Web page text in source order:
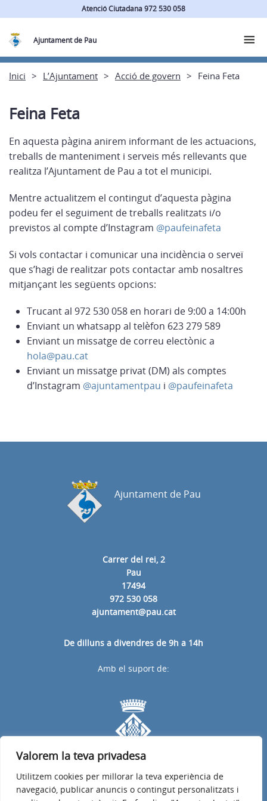
Valorem la teva privadesa
Utilitzem cookies per millorar la teva experiència de
navegació, publicar anuncis o contingut personalitzats i
Atenció Ciutadana 972 530 058
Ajuntament de Pau
Inici L’Ajuntament Acció de govern Feina Feta
Feina Feta
En aquesta pàgina anirem informant de les actuacions,
treballs de manteniment i serveis més rellevants que
realitza l’Ajuntament de Pau a tot el municipi.
Mentre actualitzem el contingut d’aquesta pàgina
podeu fer el seguiment de treballs realitzats i/o
previstos al compte d’Instagram @paufeinafeta
Si vols contactar i comunicar una incidència o serveï
que s’hagi de realitzar pots contactar amb nosaltres
mitjançant les següents opcions:
Trucant al 972 530 058 en horari de 9:00 a 14:00h
Enviant un whatsapp al telèfon 623 279 589
Enviant un missatge de correu electònic a
hola@pau.cat
Enviant un missatge privat (DM) als comptes
d’Instagram @ajuntamentpau i @paufeinafeta
Carrer del rei, 2
Pau
17494
972 530 058
ajuntament@pau.cat
De dilluns a divendres de 9h a 14h
Ajuntament de Pau
Amb el suport de: